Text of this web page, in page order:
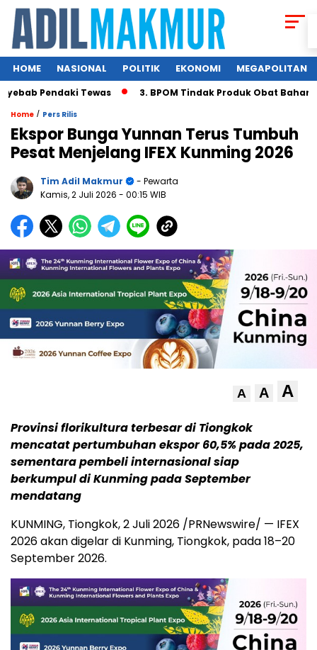
HOME NASIONAL POLITIK EKONOMI MEGAPOLITAN
Pendaki Tewas 3. BPOM Tindak Produk Obat Bahan
Home / Pers Rilis
Ekspor Bunga Yunnan Terus Tumbuh
Pesat Menjelang IFEX Kunming 2026
Tim Adil Makmur
- Pewarta
Kamis, 2 Juli 2026 - 00:15 WIB
A A A
Provinsi florikultura terbesar di Tiongkok
mencatat pertumbuhan ekspor 60,5% pada 2025,
sementara pembeli internasional siap
berkumpul di Kunming pada September
mendatang
KUNMING, Tiongkok,2 Juli 2026 /PRNewswire/ — IFEX
2026 akan digelar di Kunming, Tiongkok, pada 18–20
September 2026.